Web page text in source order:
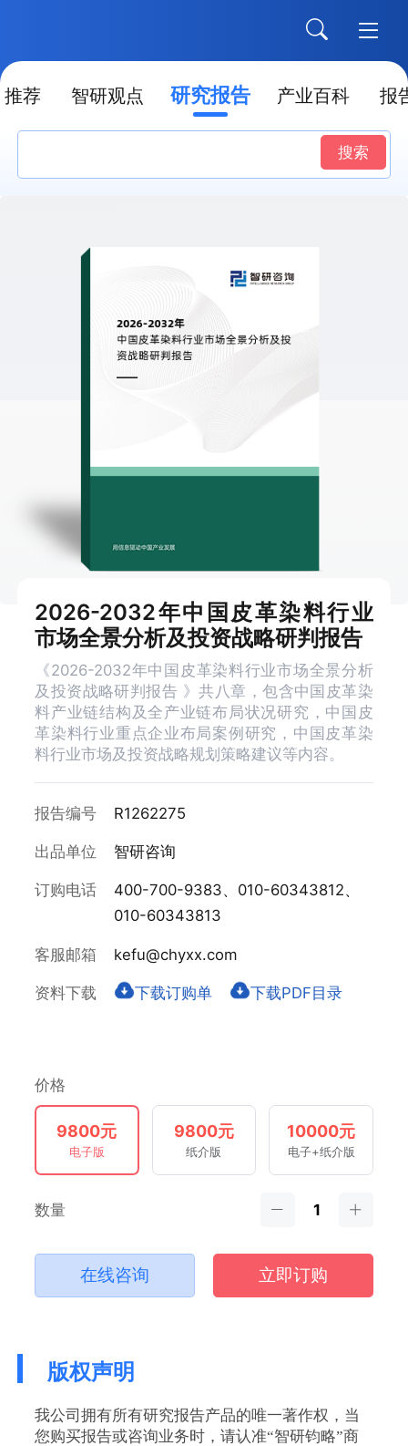
推荐 智研观点 研究报告 产业百科 报
搜索
2026-2032年中国皮革染料行业
市场全景分析及投资战略研判报告
《2026-2032年中国皮革染料行业市场全景分析
及投资战略研判报告 》共八章，包含中国皮革染
料产业链结构及全产业链布局状况研究，中国皮
革染料行业重点企业布局案例研究，中国皮革染
料行业市场及投资战略规划策略建议等内容。
报告编号 R1262275
出品单位 智研咨询
订购电话
400-700-9383、010-60343812、
010-60343813
客服邮箱 kefu@chyxx.com
资料下载 下载订购单 下载PDF目录
价格
9800元
电子版
9800元
纸介版
10000元
电子+纸介版
数量
在线咨询 立即订购
版权声明
我公司拥有所有研究报告产品的唯一著作权，当
您购买报告或咨询业务时，请认准“智研钧略”商